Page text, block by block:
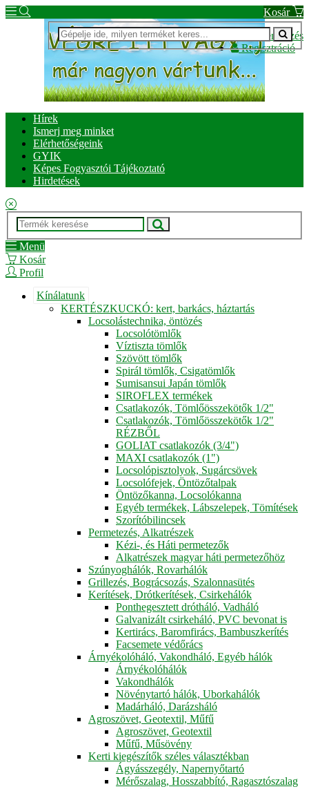
Kosár
Bejelentkezés
Regisztráció
Hírek
Ismerj meg minket
Elérhetőségeink
GYIK
Képes Fogyasztói Tájékoztató
Hirdetések
Menü
Kosár
Profil
Kínálatunk
KERTÉSZKUCKÓ: kert, barkács, háztartás
Locsolástechnika, öntözés
Locsolótömlők
Víztiszta tömlők
Szövött tömlők
Spirál tömlők, Csigatömlők
Sumisansui Japán tömlők
SIROFLEX termékek
Csatlakozók, Tömlőösszekötők 1/2"
Csatlakozók, Tömlőösszekötők 1/2"
RÉZBŐL
GOLIAT csatlakozók (3/4")
MAXI csatlakozók (1")
Locsolópisztolyok, Sugárcsövek
Locsolófejek, Öntözőtalpak
Öntözőkanna, Locsolókanna
Egyéb termékek, Lábszelepek, Tömítések
Szorítóbilincsek
Permetezés, Alkatrészek
Kézi-, és Háti permetezők
Alkatrészek magyar háti permetezőhöz
Szúnyoghálók, Rovarhálók
Grillezés, Bográcsozás, Szalonnasütés
Kerítések, Drótkerítések, Csirkehálók
Ponthegesztett drótháló, Vadháló
Galvanizált csirkeháló, PVC bevonat is
Kertirács, Baromfirács, Bambuszkerítés
Facsemete védőrács
Árnyékolóháló, Vakondháló, Egyéb hálók
Árnyékolóhálók
Vakondhálók
Növénytartó hálók, Uborkahálók
Madárháló, Darázsháló
Agroszövet, Geotextil, Műfű
Agroszövet, Geotextil
Műfű, Műsövény
Kerti kiegészítők széles választékban
Ágyásszegély, Napernyőtartó
Mérőszalag, Hosszabbító, Ragasztószalag